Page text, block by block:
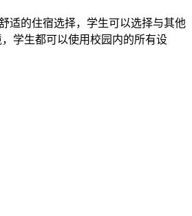
适的住宿选择，学生可以选择与其他
学生都可以使用校园内的所有设